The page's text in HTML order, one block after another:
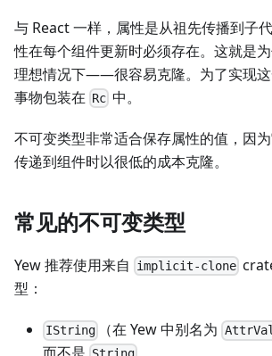
与 React 一样，属性是从祖先传播到子
性在每个组件更新时必须存在。这就是
理想情况下——很容易克隆。为了实现
事物包装在 Rc 中。
不可变类型非常适合保存属性的值，因
传递到组件时以很低的成本克隆。
常见的不可变类型
Yew 推荐使用来自 implicit-clone
型：
IString （在 Yew 中别名为